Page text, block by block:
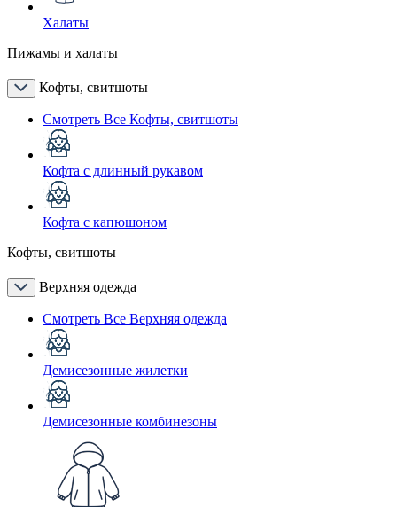
Халаты
Пижамы и халаты
Кофты, свитшоты
Смотреть Все Кофты, свитшоты
Кофта с длинный рукавом
Кофта с капюшоном
Кофты, свитшоты
Верхняя одежда
Смотреть Все Верхняя одежда
Демисезонные жилетки
Демисезонные комбинезоны